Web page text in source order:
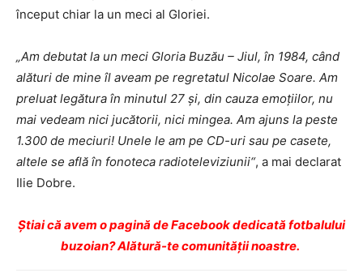
început chiar la un meci al Gloriei.
„Am debutat la un meci Gloria Buzău – Jiul, în 1984, când
alături de mine îl aveam pe regretatul Nicolae Soare. Am
preluat legătura în minutul 27 și, din cauza emoțiilor, nu
mai vedeam nici jucătorii, nici mingea. Am ajuns la peste
1.300 de meciuri! Unele le am pe CD-uri sau pe casete,
altele se află în fonoteca radiotelevi­ziunii“, a mai declarat
Ilie Dobre.
Ştiai că avem o pagină de Facebook dedicată fotbalului
buzoian? Alătură-te comunității noastre.